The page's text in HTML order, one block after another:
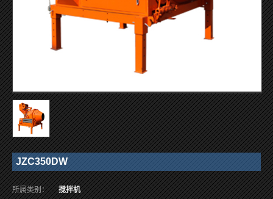
JZC350DW
所属类别： 搅拌机